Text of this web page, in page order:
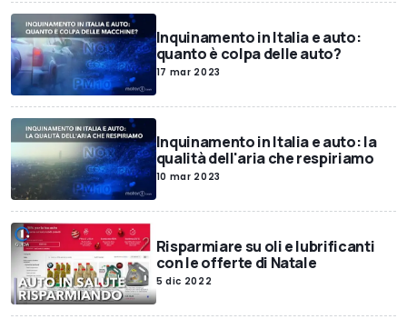
Inquinamento in Italia e auto:
quanto è colpa delle auto?
17 mar 2023
Inquinamento in Italia e auto: la
qualità dell'aria che respiriamo
10 mar 2023
Risparmiare su oli e lubrificanti
con le offerte di Natale
5 dic 2022